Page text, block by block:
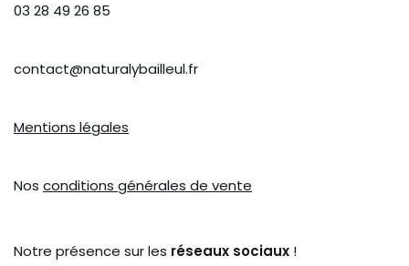
03 28 49 26 85
contact@naturalybailleul.fr
Mentions légales
Nos conditions générales de vente
Notre présence sur les réseaux sociaux !